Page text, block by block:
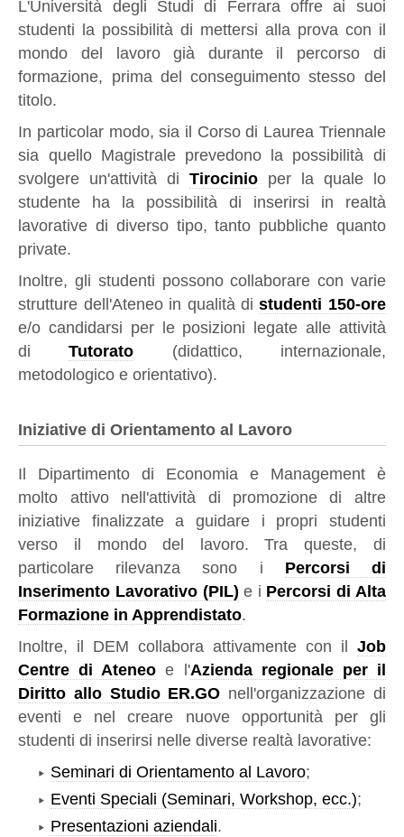
L'Università degli Studi di Ferrara offre ai suoi
studenti la possibilità di mettersi alla prova con il
mondo del lavoro già durante il percorso di
formazione, prima del conseguimento stesso del
titolo.
In particolar modo, sia il Corso di Laurea Triennale
sia quello Magistrale prevedono la possibilità di
svolgere un'attività diTirocinio per la quale lo
studente ha la possibilità di inserirsi in realtà
lavorative di diverso tipo, tanto pubbliche quanto
private.
Inoltre, gli studenti possono collaborare con varie
strutture dell'Ateneo in qualità distudenti 150-ore
e/o candidarsi per le posizioni legate alle attività
diTutorato (didattico, internazionale,
metodologico e orientativo).
Iniziative di Orientamento al Lavoro
Il Dipartimento di Economia e Management è
molto attivo nell'attività di promozione di altre
iniziative finalizzate a guidare i propri studenti
verso il mondo del lavoro. Tra queste, di
particolare rilevanza sono i Percorsi di
Inserimento Lavorativo (PIL) e i Percorsi di Alta
Formazione in Apprendistato.
Inoltre, il DEM collabora attivamente con il Job
Centre di Ateneo e l'Azienda regionale per il
Diritto allo Studio ER.GO nell'organizzazione di
eventi e nel creare nuove opportunità per gli
studenti di inserirsi nelle diverse realtà lavorative:
Seminari di Orientamento al Lavoro;
Eventi Speciali (Seminari, Workshop, ecc.);
Presentazioni aziendali.